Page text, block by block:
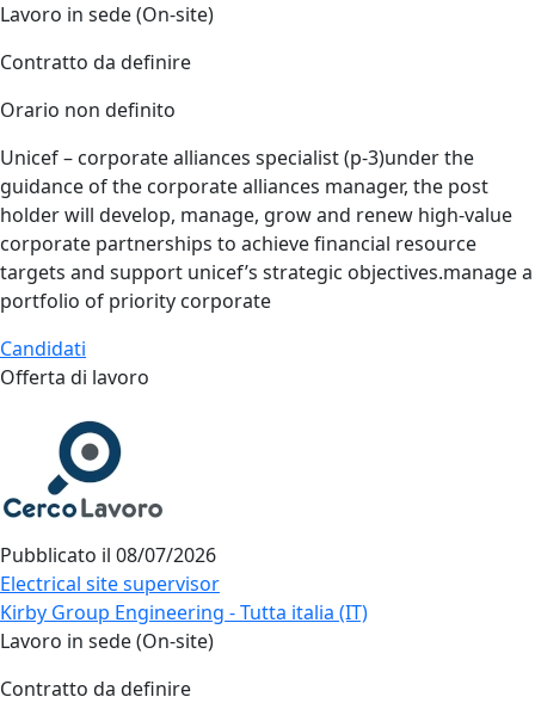
Lavoro in sede (On-site)
Contratto da definire
Orario non definito
Unicef – corporate alliances specialist (p‑3)under the
guidance of the corporate alliances manager, the post
holder will develop, manage, grow and renew high‑value
corporate partnerships to achieve financial resource
targets and support unicef’s strategic objectives.manage a
portfolio of priority corporate
Candidati
Offerta di lavoro
Pubblicato il 08/07/2026
Electrical site supervisor
Kirby Group Engineering - Tutta italia (IT)
Lavoro in sede (On-site)
Contratto da definire